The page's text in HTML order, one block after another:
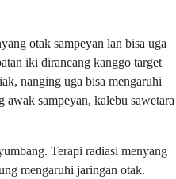
otak sampeyan lan bisa uga
iki dirancang kanggo target
nanging uga bisa mengaruhi
awak sampeyan, kalebu sawetara
Terapi radiasi menyang
mengaruhi jaringan otak.